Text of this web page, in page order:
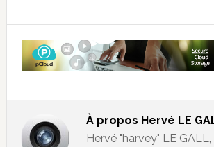
À propos Hervé LE
Hervé "harvey" LE